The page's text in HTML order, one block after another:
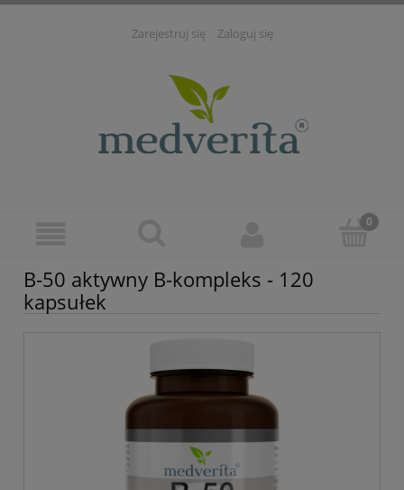
Zarejestruj się Zaloguj się
B-50 aktywny B-kompleks - 120
kapsułek